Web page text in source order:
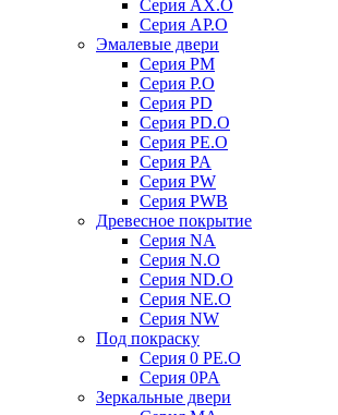
Серия AX.O
Серия AP.O
Эмалевые двери
Серия PM
Серия P.O
Серия PD
Серия PD.O
Серия PE.O
Серия PA
Серия PW
Серия PWB
Древесное покрытие
Серия NA
Серия N.O
Серия ND.O
Серия NE.O
Серия NW
Под покраску
Серия 0 PE.O
Серия 0PA
Зеркальные двери